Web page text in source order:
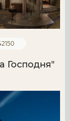
Господня"